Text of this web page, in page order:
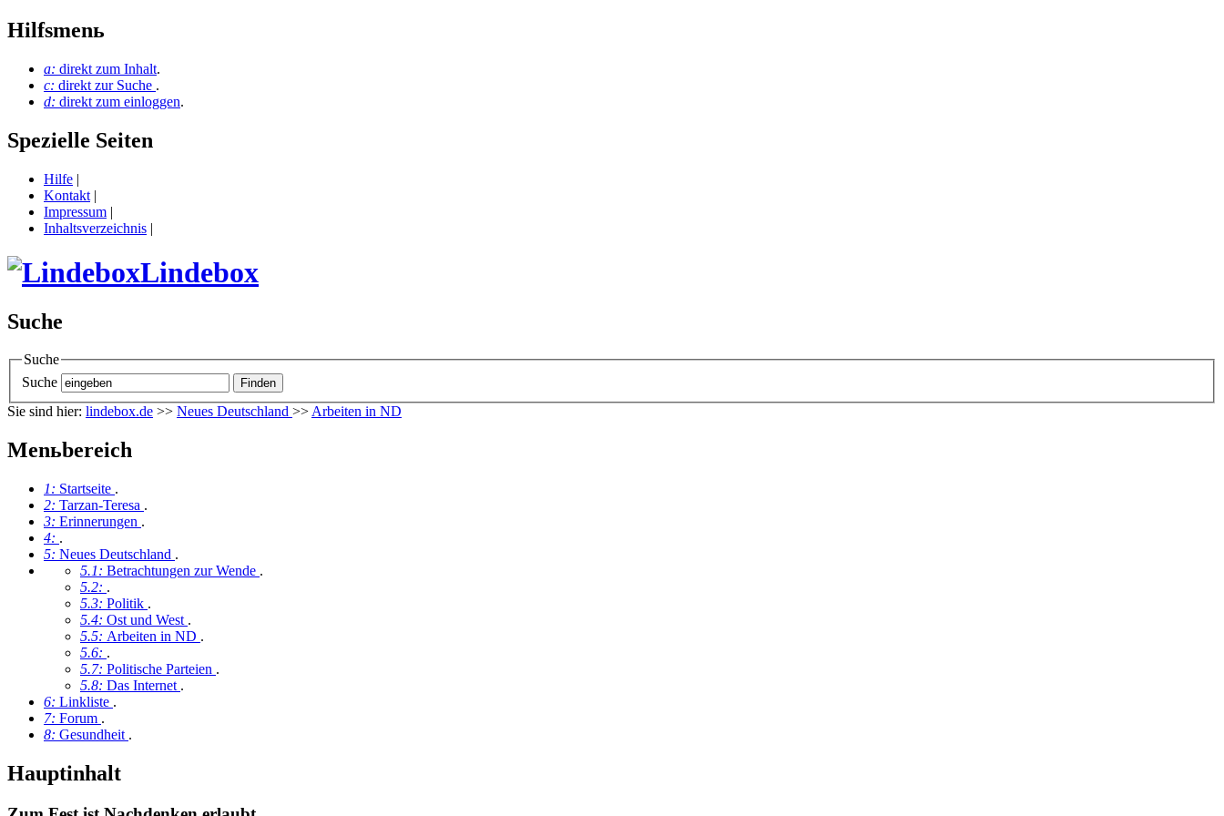
Hilfsmenь
a: direkt zum Inhalt.
c: direkt zur Suche .
d: direkt zum einloggen.
Spezielle Seiten
Hilfe |
Kontakt |
Impressum |
Inhaltsverzeichnis |
Lindebox
Suche
Suche
Suche
Sie sind hier: lindebox.de >> Neues Deutschland >> Arbeiten in ND
Menьbereich
1: Startseite .
2: Tarzan-Teresa .
3: Erinnerungen .
4: .
5: Neues Deutschland .
5.1: Betrachtungen zur Wende .
5.2: .
5.3: Politik .
5.4: Ost und West .
5.5: Arbeiten in ND .
5.6: .
5.7: Politische Parteien .
5.8: Das Internet .
6: Linkliste .
7: Forum .
8: Gesundheit .
Hauptinhalt